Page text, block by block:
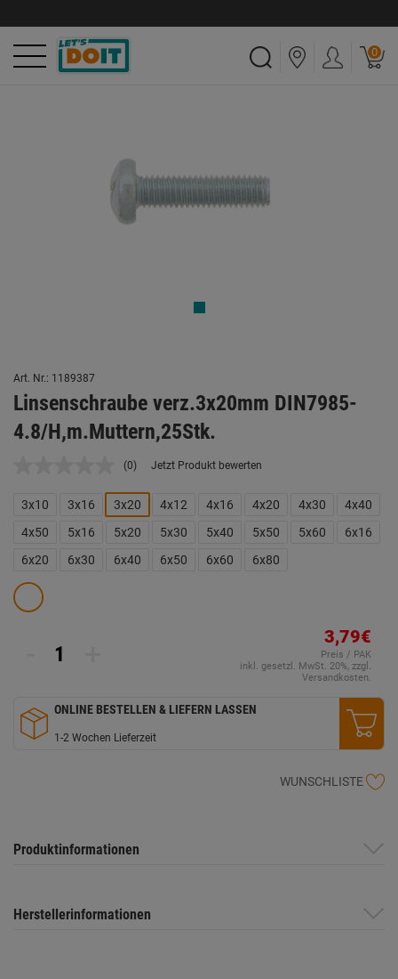
0
Art. Nr.: 1189387
Linsenschraube verz.3x20mm DIN7985-
4.8/H,m.Muttern,25Stk.
Kein
Link
auf
derselben
(0) Jetzt Produkt bewerten
3x10 3x16 3x20 4x12 4x16 4x20 4x30
4x40
4x50
5x16 5x20 5x30 5x40 5x50 5x60
6x16
6x20
6x30 6x40 6x50 6x60 6x80
3,79€
Preis / PAK
inkl. gesetzl. MwSt. 20%, zzgl.
Versandkosten.
ONLINE BESTELLEN & LIEFERN LASSEN
1-2 Wochen Lieferzeit
WUNSCHLISTE
Produktinformationen
Herstellerinformationen